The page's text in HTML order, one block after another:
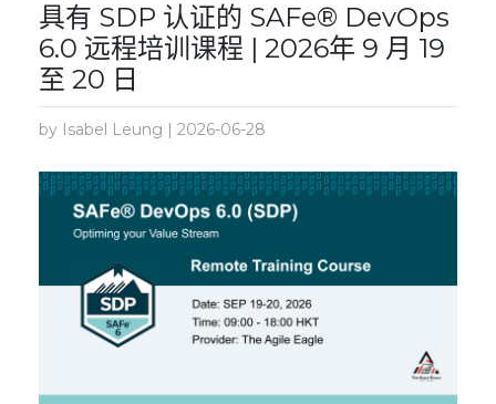
具有 SDP 认证的 SAFe® DevOps
6.0 远程培训课程 | 2026年 9 月 19
至 20 日
by Isabel Leung | 2026-06-28